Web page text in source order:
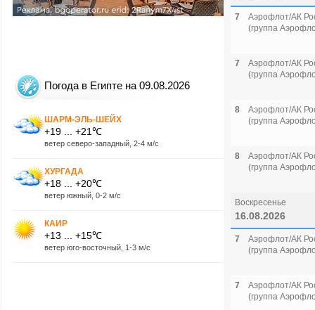
Погода в Египте на 09.08.2026
ШАРМ-ЭЛЬ-ШЕЙХ
+19 ... +21℃
ветер северо-западный, 2-4 м/с
ХУРГАДА
+18 ... +20℃
ветер южный, 0-2 м/с
КАИР
+13 ... +15℃
ветер юго-восточный, 1-3 м/с
7
Аэрофлот/АК
(группа
7
Аэрофлот/АК
(группа
8
Аэрофлот/АК
(группа
8
Аэрофлот/АК
(группа
Воскресенье
16.08.2026
7
Аэрофлот/АК
(группа
7
Аэрофлот/АК
(группа